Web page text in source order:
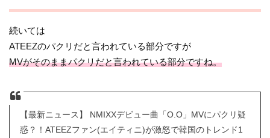
続いては
ATEEZのパクリだと言われている部分ですが
MVがそのままパクリだと言われている部分ですね。
【最新ニュース】 NMIXXデビュー曲「O.O」MVにパクリ疑
惑？！ATEEZファン(エイティニ)が激怒で韓国のトレンド1